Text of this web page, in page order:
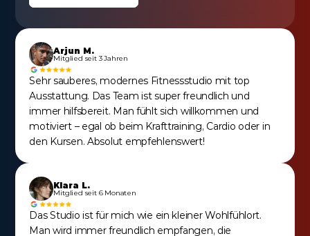
Arjun M.
Mitglied seit 3 Jahren
Sehr sauberes, modernes Fitnessstudio mit top
Ausstattung. Das Team ist super freundlich und
immer hilfsbereit. Man fühlt sich willkommen und
motiviert – egal ob beim Krafttraining, Cardio oder in
den Kursen. Absolut empfehlenswert!
Klara L.
Mitglied seit 6 Monaten
Das Studio ist für mich wie ein kleiner Wohlfühlort.
Man wird immer freundlich empfangen, die